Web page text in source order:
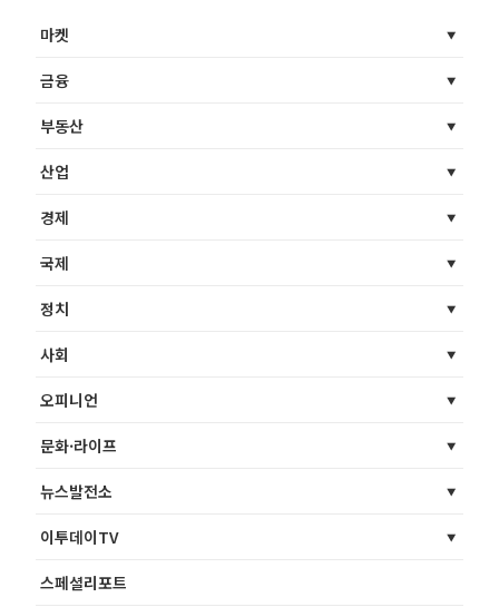
마켓
금융
부동산
산업
경제
국제
정치
사회
오피니언
문화·라이프
뉴스발전소
이투데이TV
스페셜리포트